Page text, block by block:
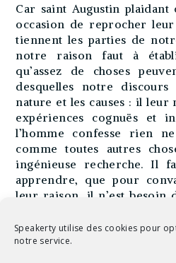
Speakerty utilise des cookies pour
notre service.
Car saint Augustin
occasion de reprocher
tiennent les parties de
notre raison faut à
qu’assez de choses
desquelles notre
nature et les causes : il leur
expériences cognuës et
l’homme confesse rien
comme toutes autres
ingénieuse recherche. Il
apprendre, que pour
leur raison, il n’est besoin
qu’il n’y a nulle si claire
claire : que l’aizé et le